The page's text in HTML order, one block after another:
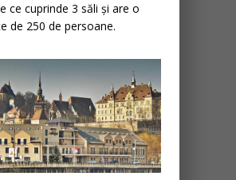
ce cuprinde 3 săli și are o
de 250 de persoane.